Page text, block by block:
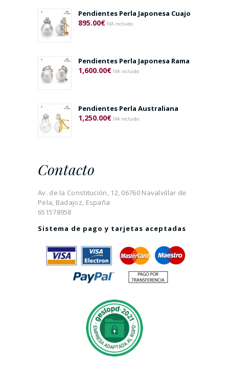
Pendientes Perla Japonesa Cuajo
895.00€ IVA incluido
Pendientes Perla Japonesa Rama
1,600.00€ IVA incluido
Pendientes Perla Australiana
1,250.00€ IVA incluido
Contacto
Av. de la Constitución, 12, 06760 Navalvillar de
Pela, Badajoz, España
651578958
Sistema de pago y tarjetas aceptadas